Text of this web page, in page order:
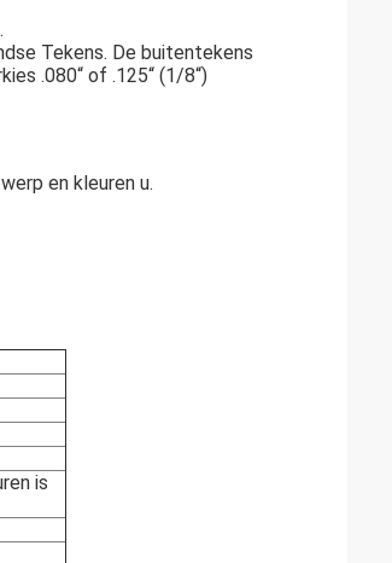
Tekens. De buitentekens
.080“ of .125“ (1/8“)
en kleuren u.
is